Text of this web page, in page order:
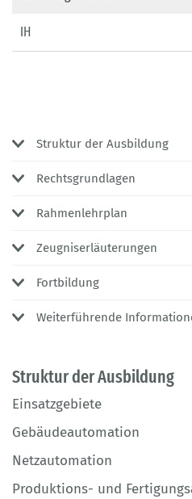
IH
Struktur der Ausbildung
Rechtsgrundlagen
Rahmenlehrplan
Zeugniserläuterungen
Fortbildung
Weiterführende
Struktur der Ausbildung
Einsatzgebiete
Gebäudeautomation
Netzautomation
Produktions- und